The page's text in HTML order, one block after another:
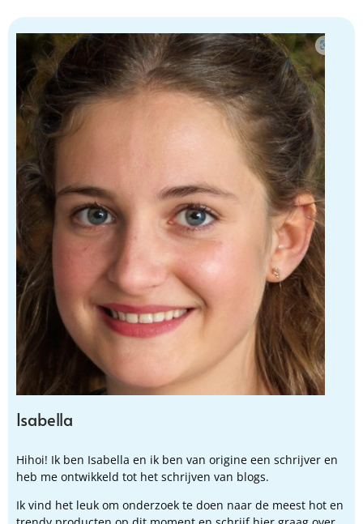
Isabella
Hihoi! Ik ben Isabella en ik ben van origine een schrijver en
heb me ontwikkeld tot het schrijven van blogs.
Ik vind het leuk om onderzoek te doen naar de meest hot en